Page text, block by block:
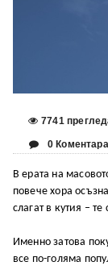
7741
0 Коментара
В ерата на
повече хора
слагат в кутия –
Именно затова
все по-голяма